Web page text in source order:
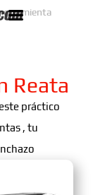
Reata
práctico
, tu